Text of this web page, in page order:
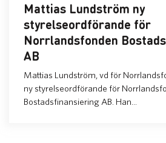
Mattias Lundström ny
styrelseordförande för
Norrlandsfonden
AB
Mattias Lundström, vd för
ny styrelseordförande för
Bostadsfinansiering AB. Han...